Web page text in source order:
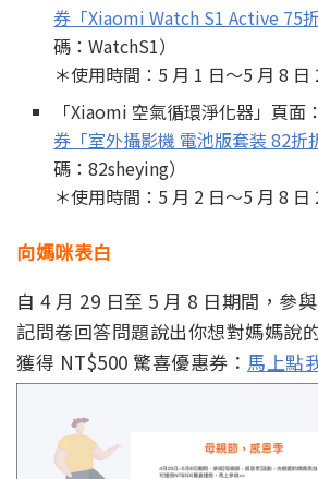
券「Xiaomi Watch S1 Active 75折
碼：WatchS1）
＊使用時間：5 月 1 日～5 月 8 日
「Xiaomi 空氣循環淨化器」頁面
券「室外攝影機 電池版套装 82折
碼：82sheying）
＊使用時間：5 月 2 日～5 月 8 日
向媽咪表白
自 4 月 29 日至 5 月 8 日期間，參
記問卷回答問題說出你想對媽媽說
獲得 NT$500 驚喜優惠券： 馬上點